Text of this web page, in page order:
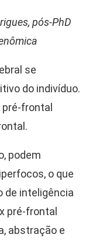
pós-PhD
se
do indivíduo.
frontal
podem
o que
de inteligência
pré-frontal
abstração e